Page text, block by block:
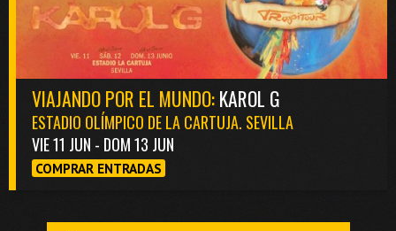
VIAJANDO POR EL MUNDO:KAROL G
ESTADIO OLÍMPICO DE LA CARTUJA. SEVILLA
VIE 11 JUN - DOM 13 JUN
COMPRAR ENTRADAS